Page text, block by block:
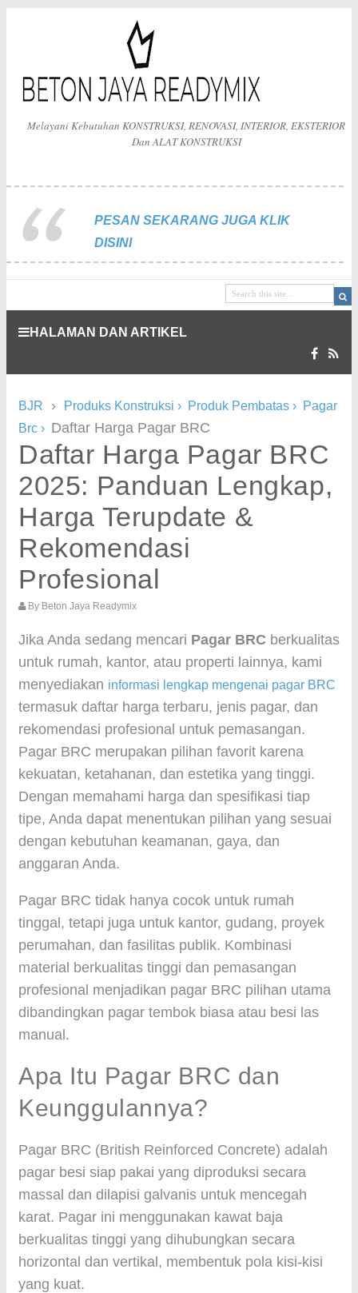
Melayani Kebutuhan KONSTRUKSI, RENOVASI, INTERIOR, EKSTERIOR
Dan ALAT KONSTRUKSI
PESAN SEKARANG JUGA KLIK
DISINI
HALAMAN DAN ARTIKEL
BJR › Produks Konstruksi › Produk Pembatas › Pagar
Brc › Daftar Harga Pagar BRC
Daftar Harga Pagar BRC
2025: Panduan Lengkap,
Harga Terupdate &
Rekomendasi
Profesional
By Beton Jaya Readymix
Jika Anda sedang mencari Pagar BRC berkualitas
untuk rumah, kantor, atau properti lainnya, kami
menyediakan informasi lengkap mengenai pagar BRC
termasuk daftar harga terbaru, jenis pagar, dan
rekomendasi profesional untuk pemasangan.
Pagar BRC merupakan pilihan favorit karena
kekuatan, ketahanan, dan estetika yang tinggi.
Dengan memahami harga dan spesifikasi tiap
tipe, Anda dapat menentukan pilihan yang sesuai
dengan kebutuhan keamanan, gaya, dan
anggaran Anda.
Pagar BRC tidak hanya cocok untuk rumah
tinggal, tetapi juga untuk kantor, gudang, proyek
perumahan, dan fasilitas publik. Kombinasi
material berkualitas tinggi dan pemasangan
profesional menjadikan pagar BRC pilihan utama
dibandingkan pagar tembok biasa atau besi las
manual.
Apa Itu Pagar BRC dan
Keunggulannya?
Pagar BRC (British Reinforced Concrete) adalah
pagar besi siap pakai yang diproduksi secara
massal dan dilapisi galvanis untuk mencegah
karat. Pagar ini menggunakan kawat baja
berkualitas tinggi yang dihubungkan secara
horizontal dan vertikal, membentuk pola kisi-kisi
yang kuat.